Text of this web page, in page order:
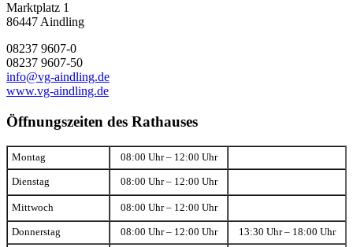
Marktplatz 1
86447 Aindling
08237 9607-0
08237 9607-50
info@vg-aindling.de
www.vg-aindling.de
Öffnungszeiten des Rathauses
Montag 08:00 Uhr – 12:00 Uhr
Dienstag 08:00 Uhr – 12:00 Uhr
Mittwoch 08:00 Uhr – 12:00 Uhr
Donnerstag 08:00 Uhr – 12:00 Uhr 13:30 Uhr – 18:00 Uhr